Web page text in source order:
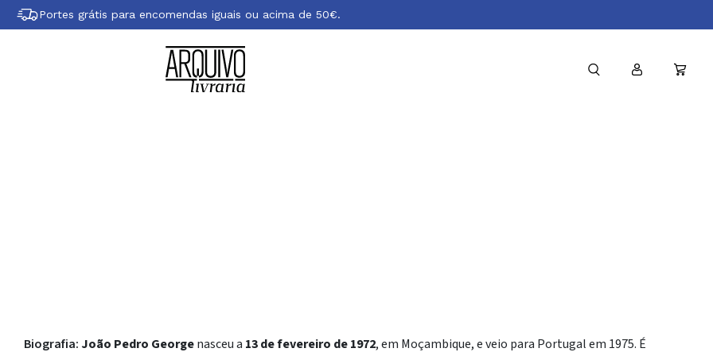
Portes grátis para encomendas iguais ou acima de 50€.
Biografia: João Pedro Georgenasceu a 13 de fevereiro de 1972, em Moçambique, e veio para Portugal em 1975. É